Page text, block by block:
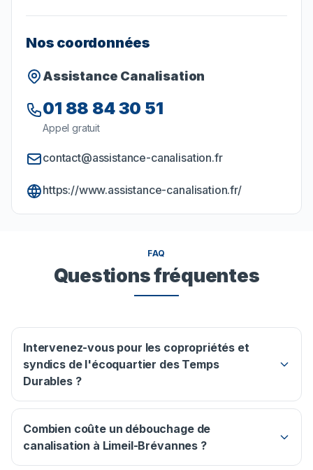
Nos coordonnées
Assistance Canalisation
01 88 84 30 51
Appel gratuit
contact@assistance-canalisation.fr
https://www.assistance-canalisation.fr/
FAQ
Questions fréquentes
Intervenez-vous pour les copropriétés et
syndics de l'écoquartier des Temps
Durables ?
Combien coûte un débouchage de
canalisation à Limeil-Brévannes ?